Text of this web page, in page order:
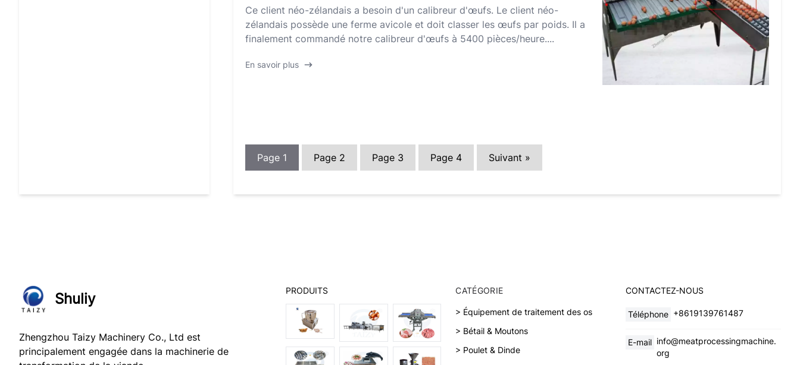
Ce client néo-zélandais a besoin d'un calibreur d'œufs. Le client néo-
zélandais possède une ferme avicole et doit classer les œufs par poids. Il a
finalement commandé notre calibreur d'œufs à 5400 pièces/heure....
En savoir plus
Page 1 Page 2 Page 3 Page 4 Suivant »
Shuliy
Zhengzhou Taizy Machinery Co., Ltd est
principalement engagée dans la machinerie de
PRODUITS CATÉGORIE
> Équipement de traitement des os
> Bétail & Moutons
> Poulet & Dinde
CONTACTEZ-NOUS
Téléphone +8619139761487
E-mail info@meatprocessingmachine.
org